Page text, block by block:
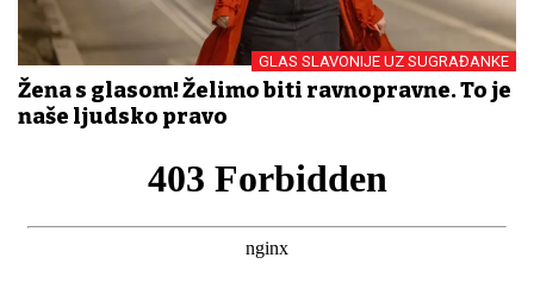
GLAS SLAVONIJE UZ SUGRAĐANKE
Žena s glasom! Želimo biti ravnopravne. To je
naše ljudsko pravo